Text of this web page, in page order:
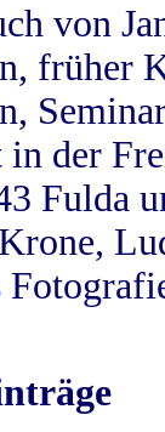
von
früher
der
Fulda